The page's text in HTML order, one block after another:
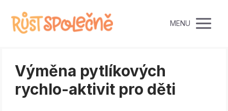
MENU
Výměna pytlíkových
rychlo-aktivit pro děti